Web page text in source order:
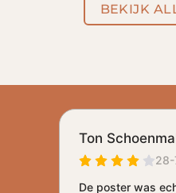
BEKIJK